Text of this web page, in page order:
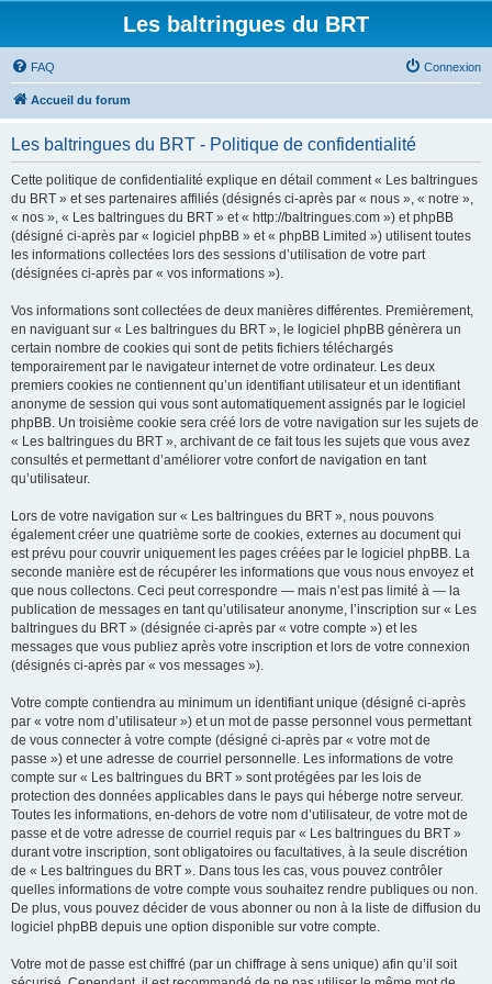
Les baltringues du BRT
FAQ Connexion
Accueil du forum
Les baltringues du BRT - Politique de confidentialité
Cette politique de confidentialité explique en détail comment « Les baltringues
du BRT » et ses partenaires affiliés (désignés ci-après par « nous », « notre »,
« nos », « Les baltringues du BRT » et « http://baltringues.com ») et phpBB
(désigné ci-après par « logiciel phpBB » et « phpBB Limited ») utilisent toutes
les informations collectées lors des sessions d’utilisation de votre part
(désignées ci-après par « vos informations »).
Vos informations sont collectées de deux manières différentes. Premièrement,
en naviguant sur « Les baltringues du BRT », le logiciel phpBB génèrera un
certain nombre de cookies qui sont de petits fichiers téléchargés
temporairement par le navigateur internet de votre ordinateur. Les deux
premiers cookies ne contiennent qu’un identifiant utilisateur et un identifiant
anonyme de session qui vous sont automatiquement assignés par le logiciel
phpBB. Un troisième cookie sera créé lors de votre navigation sur les sujets de
« Les baltringues du BRT », archivant de ce fait tous les sujets que vous avez
consultés et permettant d’améliorer votre confort de navigation en tant
qu’utilisateur.
Lors de votre navigation sur « Les baltringues du BRT », nous pouvons
également créer une quatrième sorte de cookies, externes au document qui
est prévu pour couvrir uniquement les pages créées par le logiciel phpBB. La
seconde manière est de récupérer les informations que vous nous envoyez et
que nous collectons. Ceci peut correspondre — mais n’est pas limité à — la
publication de messages en tant qu’utilisateur anonyme, l’inscription sur « Les
baltringues du BRT » (désignée ci-après par « votre compte ») et les
messages que vous publiez après votre inscription et lors de votre connexion
(désignés ci-après par « vos messages »).
Votre compte contiendra au minimum un identifiant unique (désigné ci-après
par « votre nom d’utilisateur ») et un mot de passe personnel vous permettant
de vous connecter à votre compte (désigné ci-après par « votre mot de
passe ») et une adresse de courriel personnelle. Les informations de votre
compte sur « Les baltringues du BRT » sont protégées par les lois de
protection des données applicables dans le pays qui héberge notre serveur.
Toutes les informations, en-dehors de votre nom d’utilisateur, de votre mot de
passe et de votre adresse de courriel requis par « Les baltringues du BRT »
durant votre inscription, sont obligatoires ou facultatives, à la seule discrétion
de « Les baltringues du BRT ». Dans tous les cas, vous pouvez contrôler
quelles informations de votre compte vous souhaitez rendre publiques ou non.
De plus, vous pouvez décider de vous abonner ou non à la liste de diffusion du
logiciel phpBB depuis une option disponible sur votre compte.
Votre mot de passe est chiffré (par un chiffrage à sens unique) afin qu’il soit